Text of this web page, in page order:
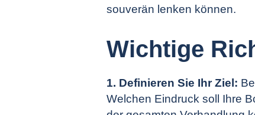
souverän lenken können.
Wichtige
1. Definieren Sie Ihr Ziel:
Welchen Eindruck soll Ihre